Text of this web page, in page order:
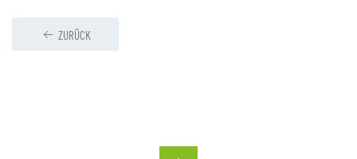
ZURÜCK